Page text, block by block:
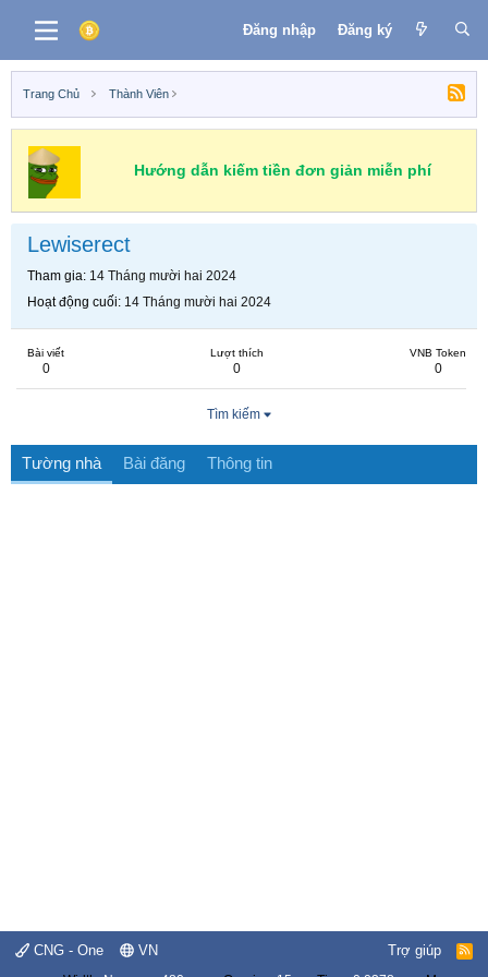
Đăng nhập Đăng ký
Trang Chủ Thành Viên
Hướng dẫn kiếm tiền đơn giản miễn phí
Lewiserect
Tham gia 14 Tháng mười hai 2024
Hoạt động cuối 14 Tháng mười hai 2024
Bài viết
0
Lượt thích
0
VNB Token
0
Tìm kiếm
Tường nhà Bài đăng Thông tin
CNG - One VN Trợ giúp
R